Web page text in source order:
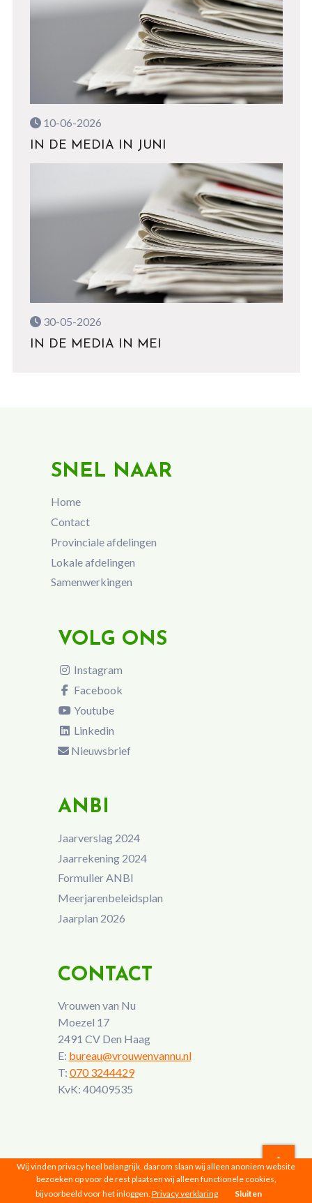
10-06-2026
IN DE MEDIA IN JUNI
30-05-2026
IN DE MEDIA IN MEI
SNEL NAAR
Home
Contact
Provinciale afdelingen
Lokale afdelingen
Samenwerkingen
VOLG ONS
Instagram
Facebook
Youtube
Linkedin
Nieuwsbrief
ANBI
Jaarverslag 2024
Jaarrekening 2024
Formulier ANBI
Meerjarenbeleidsplan
Jaarplan 2026
CONTACT
Vrouwen van Nu
Moezel 17
2491 CV Den Haag
E: bureau@vrouwenvannu.nl
T: 070 3244429
KvK: 40409535
Vrouwen van Nu © 2026 |Privacyverklaring
Wij vinden privacy heel belangrijk, daarom slaan wij alleen anoniem website
bezoeken op voor de rest plaatsen wij alleen functionele cookies,
bijvoorbeeld voor het inloggen. Privacy verklaring Sluiten